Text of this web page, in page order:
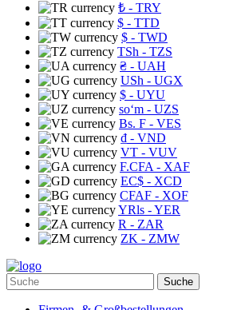
₺ - TRY
$ - TTD
$ - TWD
TSh - TZS
₴ - UAH
USh - UGX
$ - UYU
soʻm - UZS
Bs. F - VES
₫ - VND
VT - VUV
F.CFA - XAF
EC$ - XCD
CFAF - XOF
YRls - YER
R - ZAR
ZK - ZMW
Suche